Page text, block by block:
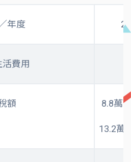
年度
費用
額 8.8萬
13.2萬